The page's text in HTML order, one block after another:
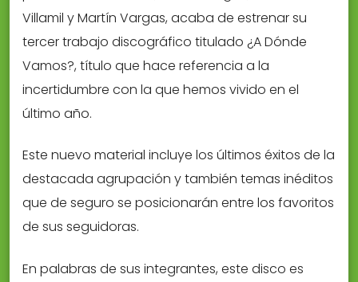
Villamil y Martín Vargas, acaba de estrenar su
tercer trabajo discográfico titulado ¿A Dónde
Vamos?, título que hace referencia a la
incertidumbre con la que hemos vivido en el
último año.
Este nuevo material incluye los últimos éxitos de la
destacada agrupación y también temas inéditos
que de seguro se posicionarán entre los favoritos
de sus seguidoras.
En palabras de sus integrantes, este disco es